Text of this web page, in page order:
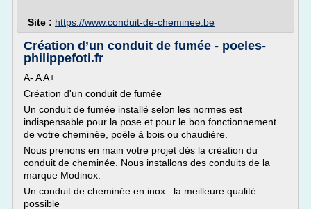
Site : https://www.conduit-de-cheminee.be
Création d’un conduit de fumée - poeles-
philippefoti.fr
A- A A+
Création d'un conduit de fumée
Un conduit de fumée installé selon les normes est
indispensable pour la pose et pour le bon fonctionnement
de votre cheminée, poêle à bois ou chaudière.
Nous prenons en main votre projet dès la création du
conduit de cheminée. Nous installons des conduits de la
marque Modinox.
Un conduit de cheminée en inox : la meilleure qualité
possible